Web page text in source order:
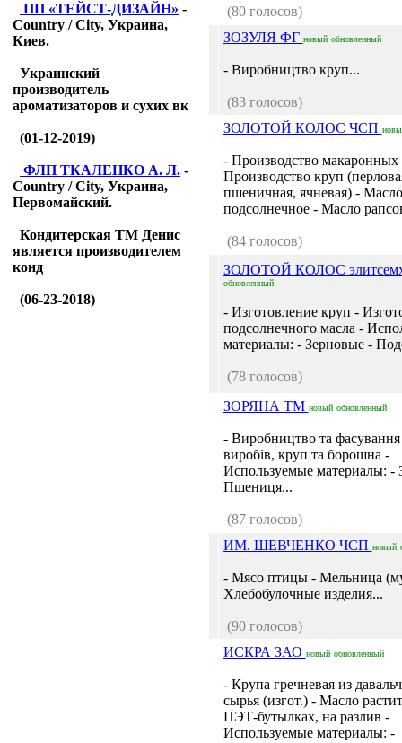
ПП «ТЕЙСТ-ДИЗАЙН» -
Country / City, Украина,
Киев.
Украинский
производитель
ароматизаторов и сухих вк
(01-12-2019)
ФЛП ТКАЛЕНКО А. Л. -
Country / City, Украина,
Первомайский.
Кондитерская ТМ Денис
является производителем
конд
(06-23-2018)
(80 голосов)
ЗОЗУЛЯ ФГ новый обновленный
- Виробництво круп...
(83 голосов)
ЗОЛОТОЙ КОЛОС ЧСП
- Производство макаронных
Производство круп
пшеничная, ячневая) - Масло
подсолнечное - Масло
(84 голосов)
ЗОЛОТОЙ КОЛОС
обновленный
- Изготовление круп -
подсолнечного масла -
материалы: - Зерновые -
(78 голосов)
ЗОРЯНА ТМ новый обновленный
- Виробництво та
виробів, круп та борошна -
Используемые материалы: -
Пшениця...
(87 голосов)
ИМ. ШЕВЧЕНКО ЧСП новый
- Мясо птицы - Мельница
Хлебобулочные изделия...
(90 голосов)
ИСКРА ЗАО новый обновленный
- Крупа гречневая из
сырья (изгот.) - Масло
ПЭТ-бутылках, на разлив -
Используемые материалы: -